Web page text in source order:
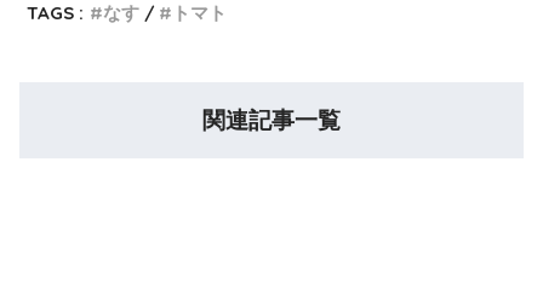
TAGS :
なす トマト
関連記事一覧